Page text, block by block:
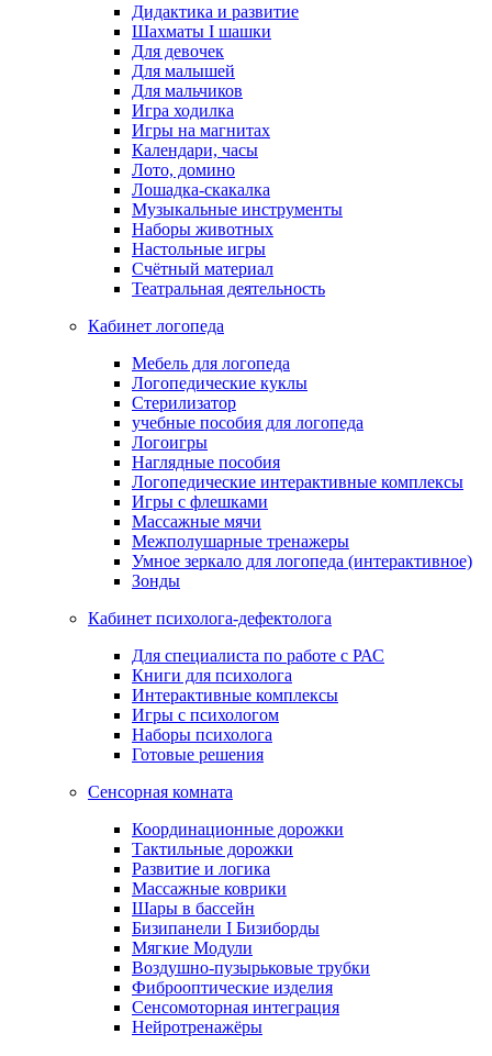
Дидактика и развитие
Шахматы I шашки
Для девочек
Для малышей
Для мальчиков
Игра ходилка
Игры на магнитах
Календари, часы
Лото, домино
Лошадка-скакалка
Музыкальные инструменты
Наборы животных
Настольные игры
Счётный материал
Театральная деятельность
Кабинет логопеда
Мебель для логопеда
Логопедические куклы
Стерилизатор
учебные пособия для логопеда
Логоигры
Наглядные пособия
Логопедические интерактивные комплексы
Игры с флешками
Массажные мячи
Межполушарные тренажеры
Умное зеркало для логопеда (интерактивное)
Зонды
Кабинет психолога-дефектолога
Для специалиста по работе с РАС
Книги для психолога
Интерактивные комплексы
Игры с психологом
Наборы психолога
Готовые решения
Сенсорная комната
Координационные дорожки
Тактильные дорожки
Развитие и логика
Массажные коврики
Шары в бассейн
Бизипанели I Бизиборды
Мягкие Модули
Воздушно-пузырьковые трубки
Фиброоптические изделия
Сенсомоторная интеграция
Нейротренажёры